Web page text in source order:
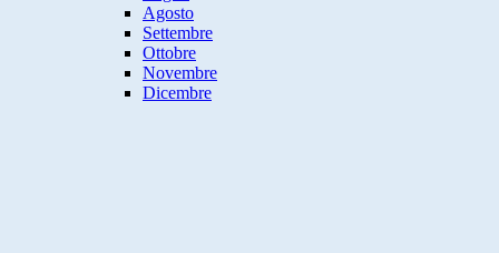
Agosto
Settembre
Ottobre
Novembre
Dicembre